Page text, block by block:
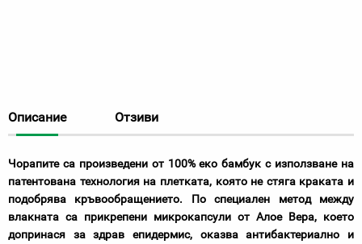
Описание Отзиви
Чорапите са произведени от 100% еко бамбук с използване на
патентована технология на плетката, която не стяга краката и
подобрява кръвообращението. По специален метод между
влакната са прикрепени микрокапсули от Алое Вера, което
допринася за здрав епидермис, оказваантибактериално и